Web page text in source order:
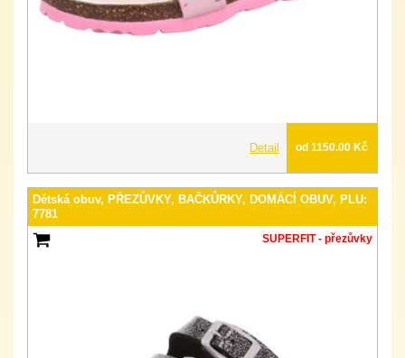
Detail od 1150.00 Kč
Dětská obuv, PŘEZŮVKY, BAČKŮRKY, DOMÁCÍ OBUV, PLU:
7781
SUPERFIT - přezůvky